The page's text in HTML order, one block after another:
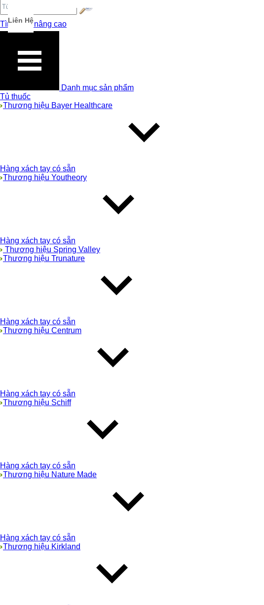
Liên Hệ
Tìm kiếm nâng cao
Danh mục sản phẩm
Tủ thuốc
Thương hiệu Bayer Healthcare
Hàng xách tay có sẵn
Thương hiệu Youtheory
Hàng xách tay có sẵn
Thương hiệu Spring Valley
Thương hiệu Trunature
Hàng xách tay có sẵn
Thương hiệu Centrum
Hàng xách tay có sẵn
Thương hiệu Schiff
Hàng xách tay có sẵn
Thương hiệu Nature Made
Hàng xách tay có sẵn
Thương hiệu Kirkland